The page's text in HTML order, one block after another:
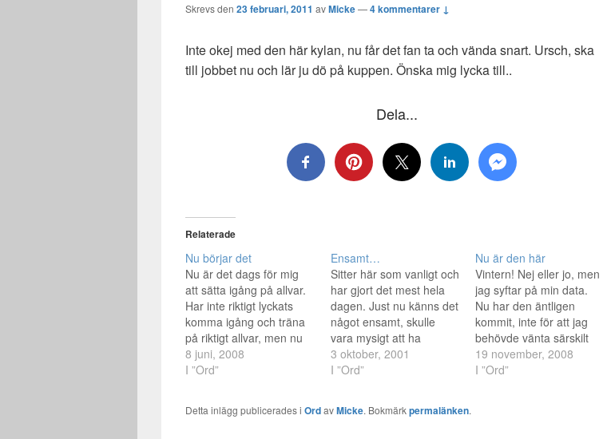
Skrevs den 23 februari, 2011 avMicke—4 kommentarer ↓
Inte okej med den här kylan, nu får det fan ta och vända snart. Ursch, ska
till jobbet nu och lär ju dö på kuppen. Önska mig lycka till..
Dela...
Relaterade
Nu börjar det
Nu är det dags för mig
att sätta igång på allvar.
Har inte riktigt lyckats
komma igång och träna
på riktigt allvar, men nu
ska jag göra det. Från
och med imorgon är det
ursäkter, ser till att
8 juni, 2008
I ”Ord”
Ensamt…
Sitter här som vanligt och
har gjort det mest hela
dagen. Just nu känns det
något ensamt, skulle
vara mysigt att ha
Jessica i sängen att
krypa ner hos. Men men,
dagboken idag...hade så
3 oktober, 2001
I ”Ord”
Nu är den här
Vintern! Nej eller jo, men
jag syftar på min data.
Nu har den äntligen
kommit, inte för att jag
behövde vänta särskilt
länge efter att jag beställt
den. Men jag har gått
19 november, 2008
I ”Ord”
Detta inlägg publicerades i OrdavMicke. Bokmärkpermalänken.